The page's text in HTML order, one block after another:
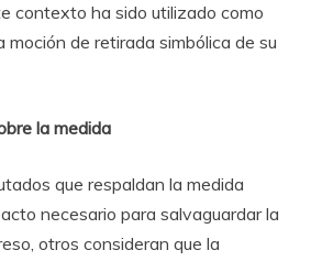
contexto ha sido utilizado como
moción de retirada simbólica de su
la medida
que respaldan la medida
necesario para salvaguardar la
otros consideran que la